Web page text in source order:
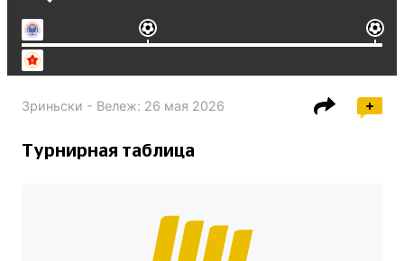
Зриньски - Вележ: 26 мая 2026
Турнирная таблица